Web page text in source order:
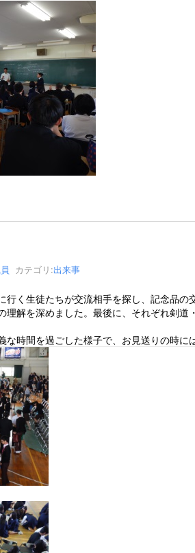
カテゴリ:出来事
行く生徒たちが交流相手を探し、記念品
理解を深めました。最後に、それぞれ剣
な時間を過ごした様子で、お見送りの時に